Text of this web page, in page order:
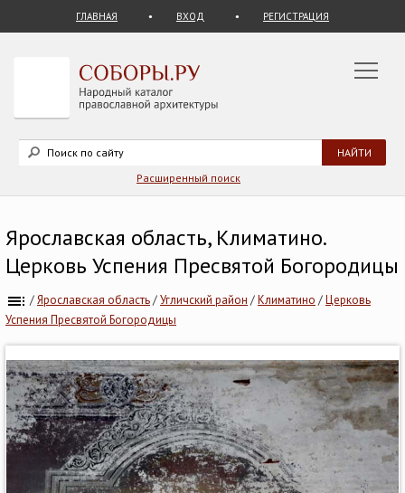
ГЛАВНАЯ ВХОД РЕГИСТРАЦИЯ
Расширенный поиск
Ярославская область, Климатино.
Церковь Успения Пресвятой Богородицы
/Ярославская область/Угличский район /Климатино /Церковь
Успения Пресвятой Богородицы